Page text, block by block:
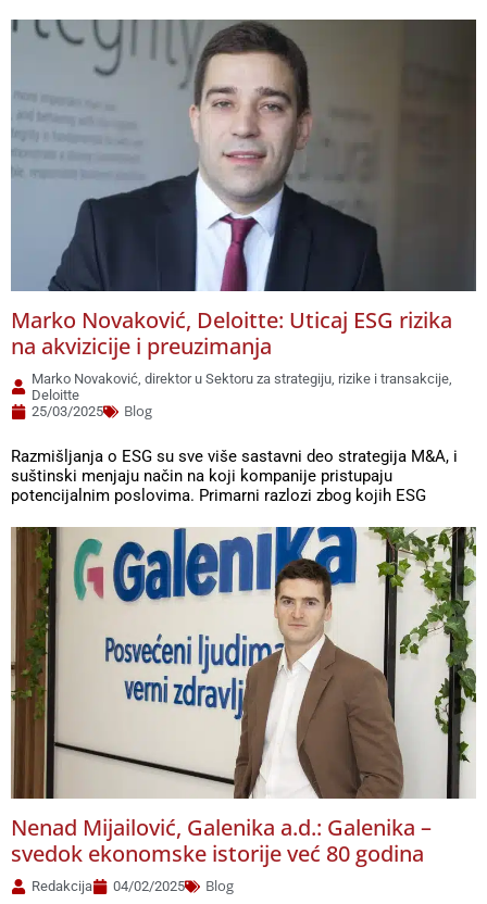
Marko Novaković, Deloitte: Uticaj ESG rizika
na akvizicije i preuzimanja
Marko Novaković, direktor u Sektoru za strategiju, rizike i transakcije,
Deloitte
25/03/2025
Blog
Razmišljanja o ESG su sve više sastavni deo strategija M&A, i
suštinski menjaju način na koji kompanije pristupaju
potencijalnim poslovima. Primarni razlozi zbog kojih ESG
Nenad Mijailović, Galenika a.d.: Galenika –
svedok ekonomske istorije već 80 godina
Redakcija 04/02/2025 Blog